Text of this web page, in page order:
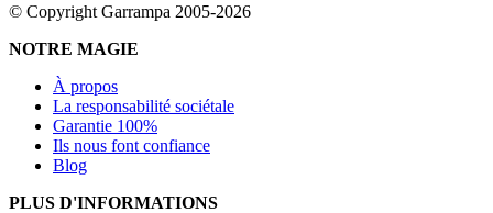
© Copyright Garrampa 2005-2026
NOTRE MAGIE
À propos
La responsabilité sociétale
Garantie 100%
Ils nous font confiance
Blog
PLUS D'INFORMATIONS